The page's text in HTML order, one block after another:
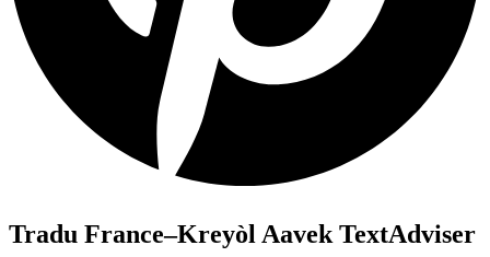
Tradu France–Kreyòl Aavek TextAdviser